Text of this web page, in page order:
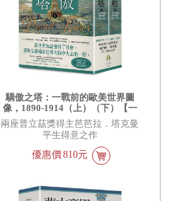
驕傲之塔：一戰前的歐美世界圖
像，1890-1914（上）（下）【一
戰爆發110週年紀念】
兩座普立茲獎得主芭芭拉．塔克曼
平生得意之作
優惠價810元